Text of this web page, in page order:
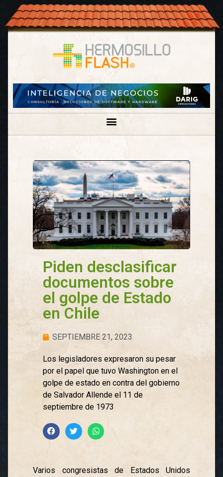
Piden desclasificar
documentos sobre
el golpe de Estado
en Chile
SEPTIEMBRE 21, 2023
Los legisladores expresaron su pesar
por el papel que tuvo Washington en el
golpe de estado en contra del gobierno
de Salvador Allende el 11 de
septiembre de 1973
Varios congresistas de Estados Unidos